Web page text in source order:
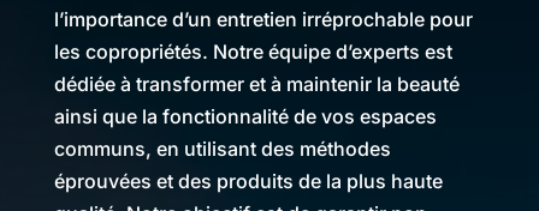
l’importance d’un entretien irréprochable pour
les copropriétés. Notre équipe d’experts est
dédiée à transformer et à maintenir la beauté
ainsi que la fonctionnalité de vos espaces
communs, en utilisant des méthodes
éprouvées et des produits de la plus haute